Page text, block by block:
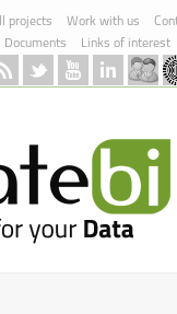
projects Work with us
Documents
Links of interest